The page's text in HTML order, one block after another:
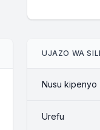
UJAZO WA
Nusu kipenyo
Urefu